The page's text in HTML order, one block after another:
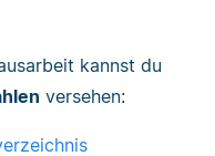
kannst du
versehen: